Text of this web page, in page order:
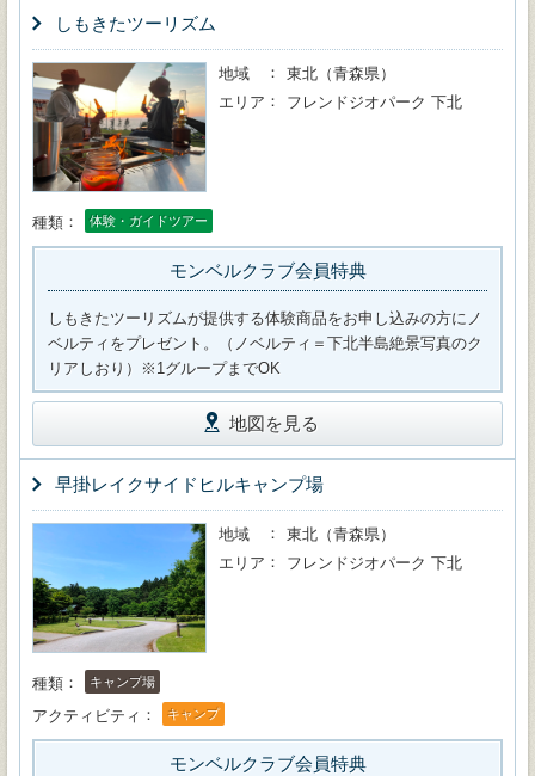
しもきたツーリズム
地域
東北（青森県）
エリア
フレンドジオパーク 下北
種類 体験・ガイドツアー
モンベルクラブ会員特典
しもきたツーリズムが提供する体験商品をお申し込みの方にノ
ベルティをプレゼント。（ノベルティ＝下北半島絶景写真のク
リアしおり）※1グループまでOK
地図を見る
早掛レイクサイドヒルキャンプ場
地域
東北（青森県）
エリア
フレンドジオパーク 下北
種類 キャンプ場
アクティビティ キャンプ
モンベルクラブ会員特典